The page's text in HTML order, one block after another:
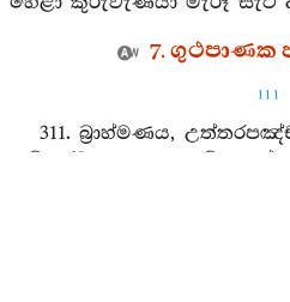
7. ගුථපාණක
111
311. බ්‍රාහ්මණය,
නම් රට ද යන මේ තුන්